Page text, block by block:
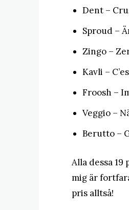
Dent –
Sproud –
Zingo –
Kavli –
Froosh –
Veggio –
Berutto –
Alla dessa
mig är
pris alltså!